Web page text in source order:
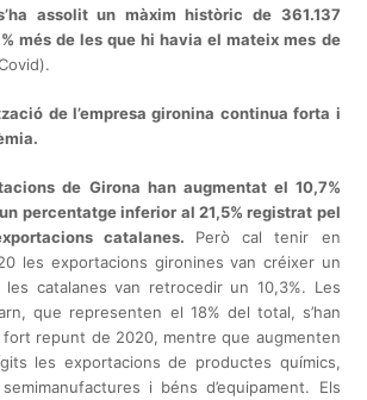
assolit un màxim històric de 361.137
més de les que hi havia el mateix mes de
de l’empresa gironina continua forta i
de Girona han augmentat el 10,7%
percentatge inferior al 21,5% registrat pel
catalanes. Però cal tenir en
les exportacions gironines van créixer un
catalanes van retrocedir un 10,3%. Les
que representen el 18% del total, s’han
repunt de 2020, mentre que augmenten
les exportacions de productes químics,
i béns d’equipament. Els